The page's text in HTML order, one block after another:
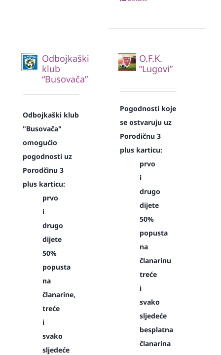
Odbojkaški
klub
“Busovača”
Odbojkaški klub
"Busovača"
omogućio
pogodnosti uz
Porodčinu 3
plus karticu:
prvo
i
drugo
dijete
50%
popusta
na
članarine,
treće
i
svako
sljedeće
O.F.K.
“Lugovi”
Pogodnosti koje
se ostvaruju uz
Porodičnu 3
plus karticu:
prvo
i
drugo
dijete
50%
popusta
na
članarinu
treće
i
svako
sljedeće
besplatna
članarina